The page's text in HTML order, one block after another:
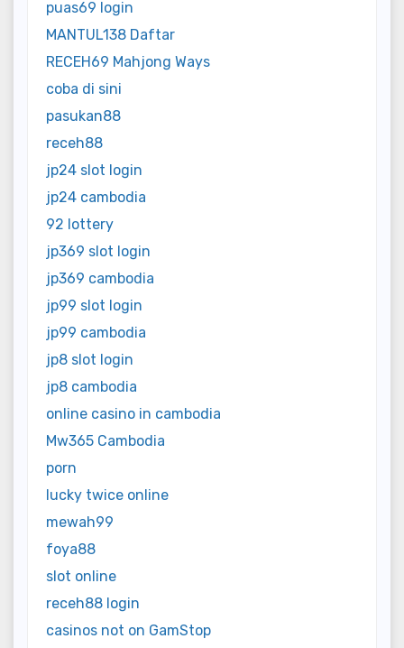
puas69 login
MANTUL138 Daftar
RECEH69 Mahjong Ways
coba di sini
pasukan88
receh88
jp24 slot login
jp24 cambodia
92 lottery
jp369 slot login
jp369 cambodia
jp99 slot login
jp99 cambodia
jp8 slot login
jp8 cambodia
online casino in cambodia
Mw365 Cambodia
porn
lucky twice online
mewah99
foya88
slot online
receh88 login
casinos not on GamStop